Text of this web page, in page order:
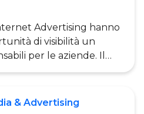
poter raggiungere
comunicazione
pi
Advertising hanno
di visibilità un
per le aziende. Il
in online
intercettare un
& Advertising